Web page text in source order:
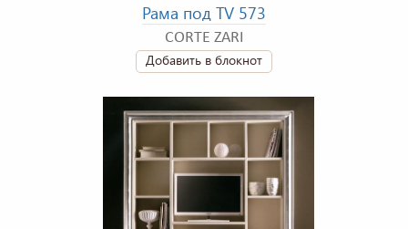
Рама под TV 573
CORTE ZARI
Добавить в блокнот